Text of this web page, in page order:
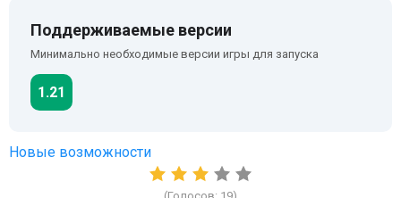
Поддерживаемые версии
Минимально необходимые версии игры для запуска
1.21
Новые возможности